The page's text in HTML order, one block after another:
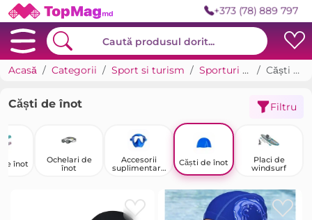
+373 (78) 889 797
Acasă Categorii Sport si turism Sporturi acvatice Căști de înot
Căști de înot Filtru
înot
Ochelari de
înot
Accesorii
suplimentare
Căști de înot
Placi de
windsurf